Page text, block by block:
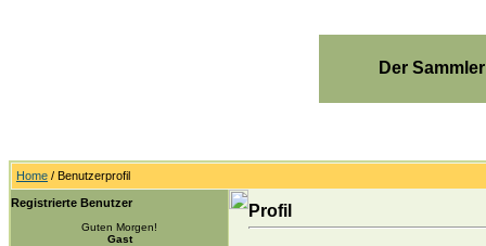
Der
Home / Benutzerprofil
Registrierte Benutzer
Guten Morgen!
Gast
Profil